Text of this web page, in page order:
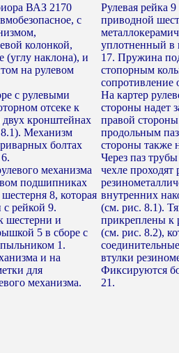
ВАЗ 2170
с
колонкой,
(углу наклона), и
на рулевом
с рулевыми
отсеке к
двух кронштейнах
Механизм
болтах
механизма
подшипниках
8, которая
с рейкой 9.
и
5 в сборе с
1.
и на
для
механизма.
Рулевая рейка
приводной
уплотненный в
17. Пружина
стопорным
сопротивление
На картер
стороны надет
правой стороны
продольным
стороны также
Через паз
чехле проходят
внутренних
(см. рис. 8.1).
прикреплены к
(см. рис. 8.2),
втулки
Фиксируются
21.